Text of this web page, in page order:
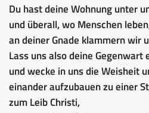
Du hast deine Wohnung unter
und überall, wo Menschen
an deiner Gnade klammern wir
Lass uns also deine Gegenwart
und wecke in uns die Weisheit
einander aufzubauen zu einer
zum Leib Christi,